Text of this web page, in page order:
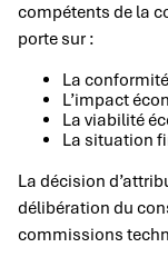
compétents de la
porte sur :
La
L’impact
La viabilité
La situation
La décision
délibération du
commissions